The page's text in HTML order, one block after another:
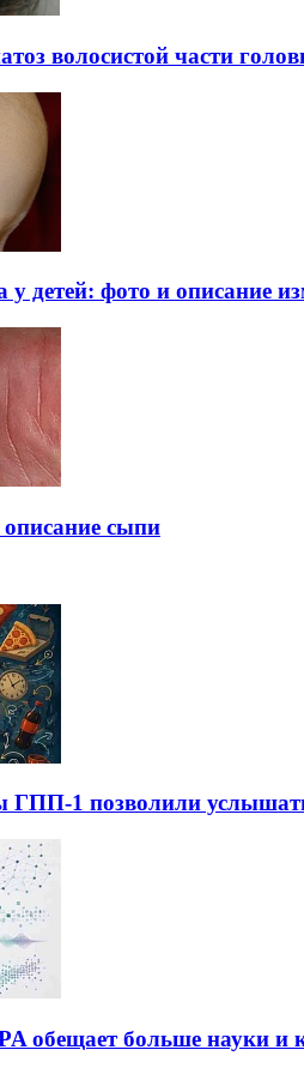
волосистой части
у детей: фото и описание
описание сыпи
ГПП-1 позволили
обещает больше науки и